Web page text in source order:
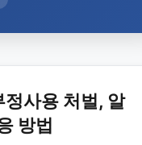
사용 처벌, 알
방법